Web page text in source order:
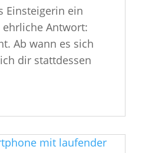
Einsteigerin ein
ehrliche Antwort:
Ab wann es sich
dir stattdessen